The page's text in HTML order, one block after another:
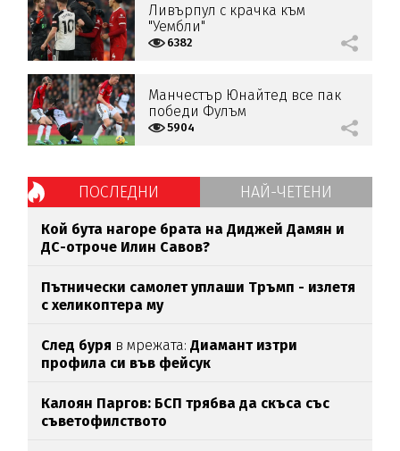
Ливърпул с крачка към
"Уембли"
6382
Манчестър Юнайтед все пак
победи Фулъм
5904
ПОСЛЕДНИ НАЙ-ЧЕТЕНИ
Кой бута нагоре брата на Диджей Дамян и
ДС-отроче Илин Савов?
Пътнически самолет уплаши Тръмп - излетя
с хеликоптера му
След буря в мрежата:Диамант изтри
профила си във фейсук
Калоян Паргов: БСП трябва да скъса със
съветофилството